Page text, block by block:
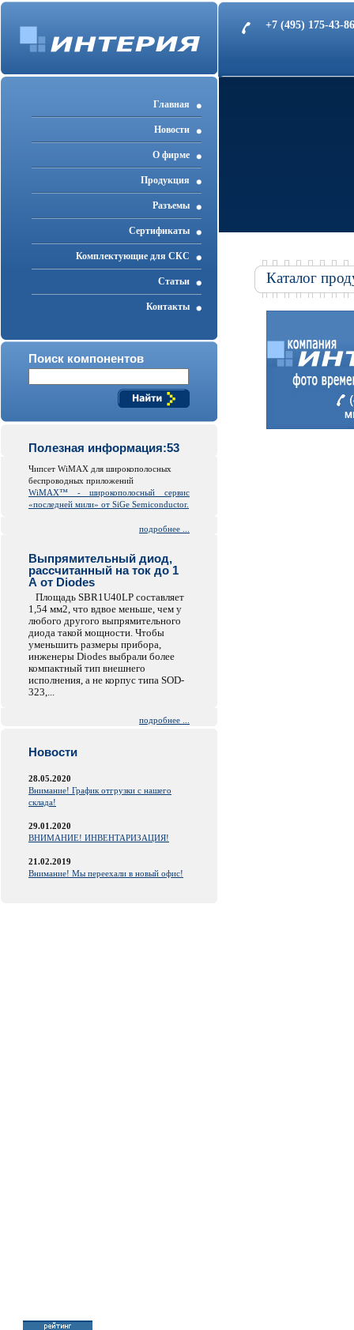
+7 (495) 175-43-
Главная
Новости
О фирме
Продукция
Разъемы
Cертификаты
Комплектующие для СКС
Статьи
Контакты
Поиск компонентов
Полезная информация:53
Чипсет WiMAX для широкополосных
беспроводных приложений
WiMAX™ - широкополосный сервис
«последней мили» от SiGe Semiconductor.
подробнее ...
Выпрямительный диод,
рассчитанный на ток до 1
А от Diodes
Площадь SBR1U40LP составляет
1,54 мм2, что вдвое меньше, чем у
любого другого выпрямительного
диода такой мощности. Чтобы
уменьшить размеры прибора,
инженеры Diodes выбрали более
компактный тип внешнего
исполнения, а не корпус типа SOD-
323,...
подробнее ...
Новости
28.05.2020
Внимание! График отгрузки с нашего
склада!
29.01.2020
ВНИМАНИЕ! ИНВЕНТАРИЗАЦИЯ!
21.02.2019
Внимание! Мы переехали в новый офис!
Каталог